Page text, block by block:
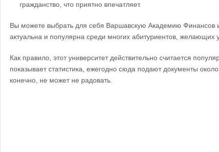
гражданство, что приятно впечатляет.
Вы можете выбрать для себя Варшавскую Академию Финансов
актуальна и популярна среди многих абитуриентов, желающих
Как правило, этот университет действительно считается
показывает статистика, ежегодно сюда подают документы
конечно, не может не радовать.